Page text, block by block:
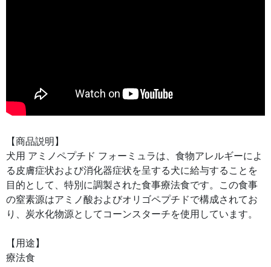
【商品説明】
犬用 アミノペプチド フォーミュラは、食物アレルギーによ
る皮膚症状および消化器症状を呈する犬に給与することを
目的として、特別に調製された食事療法食です。この食事
の窒素源はアミノ酸およびオリゴペプチドで構成されてお
り、炭水化物源としてコーンスターチを使用しています。
【用途】
療法食